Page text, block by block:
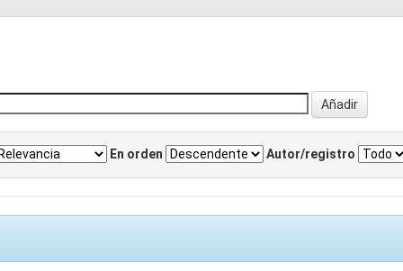
En orden Autor/registro